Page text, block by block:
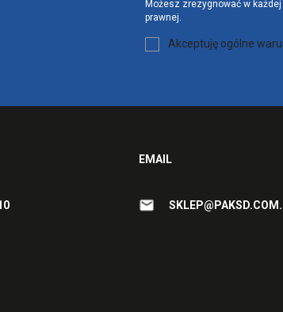
Możesz zrezygnować w
prawnej.
Akceptuję ogólne
EMAIL